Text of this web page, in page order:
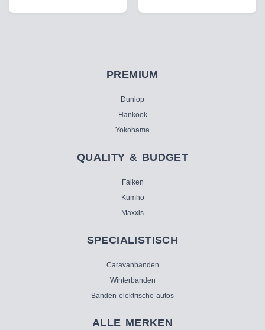
PREMIUM
Dunlop
Hankook
Yokohama
QUALITY & BUDGET
Falken
Kumho
Maxxis
SPECIALISTISCH
Caravanbanden
Winterbanden
Banden elektrische autos
ALLE MERKEN